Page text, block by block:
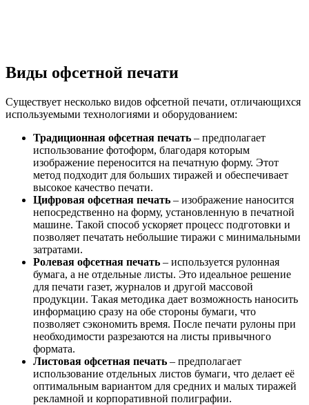
Виды офсетной печати
Существует несколько видов офсетной печати, отличающихся
используемыми технологиями и оборудованием:
Традиционная офсетная печать – предполагает
использование фотоформ, благодаря которым
изображение переносится на печатную форму. Этот
метод подходит для больших тиражей и обеспечивает
высокое качество печати.
Цифровая офсетная печать – изображение наносится
непосредственно на форму, установленную в печатной
машине. Такой способ ускоряет процесс подготовки и
позволяет печатать небольшие тиражи с минимальными
затратами.
Ролевая офсетная печать – используется рулонная
бумага, а не отдельные листы. Это идеальное решение
для печати газет, журналов и другой массовой
продукции. Такая методика дает возможность наносить
информацию сразу на обе стороны бумаги, что
позволяет сэкономить время. После печати рулоны при
необходимости разрезаются на листы привычного
формата.
Листовая офсетная печать – предполагает
использование отдельных листов бумаги, что делает её
оптимальным вариантом для средних и малых тиражей
рекламной и корпоративной полиграфии.